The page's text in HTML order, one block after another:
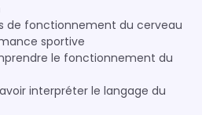
de fonctionnement du cerveau
sportive
le fonctionnement du
interpréter le langage du